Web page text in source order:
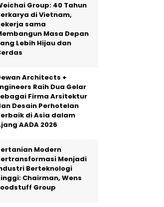
Group: 40 Tahun
di Vietnam,
sama
Masa Depan
Lebih Hijau dan
Architects +
Raih Dua Gelar
Firma Arsitektur
Desain Perhotelan
di Asia dalam
AADA 2026
Modern
Menjadi
Berteknologi
Chairman, Wens
Group